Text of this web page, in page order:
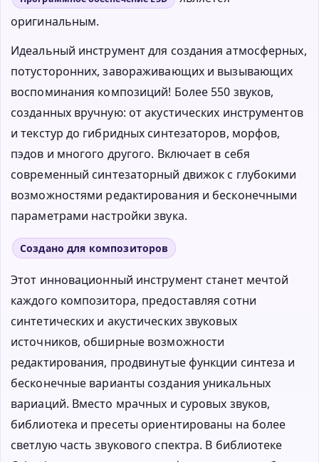
оригинальным.
Идеальный инструмент для создания атмосферных,
потусторонних, завораживающих и вызывающих
воспоминания композиций! Более 550 звуков,
созданных вручную: от акустических инструментов
и текстур до гибридных синтезаторов, морфов,
пэдов и многого другого. Включает в себя
современный синтезаторный движок с глубокими
возможностями редактирования и бесконечными
параметрами настройки звука.
Создано для композиторов
Этот инновационный инструмент станет мечтой
каждого композитора, предоставляя сотни
синтетических и акустических звуковых
источников, обширные возможности
редактирования, продвинутые функции синтеза и
бесконечные варианты создания уникальных
вариаций. Вместо мрачных и суровых звуков,
библиотека и пресеты ориентированы на более
светлую часть звукового спектра. В библиотеке